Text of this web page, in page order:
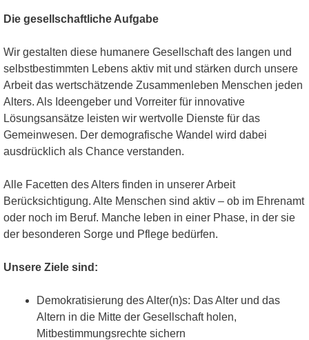
Die gesellschaftliche Aufgabe
Wir gestalten diese humanere Gesellschaft des langen und
selbstbestimmten Lebens aktiv mit und stärken durch unsere
Arbeit das wertschätzende Zusammenleben Menschen jeden
Alters. Als Ideengeber und Vorreiter für innovative
Lösungsansätze leisten wir wertvolle Dienste für das
Gemeinwesen. Der demografische Wandel wird dabei
ausdrücklich als Chance verstanden.
Alle Facetten des Alters finden in unserer Arbeit
Berücksichtigung. Alte Menschen sind aktiv – ob im Ehrenamt
oder noch im Beruf. Manche leben in einer Phase, in der sie
der besonderen Sorge und Pflege bedürfen.
Unsere Ziele sind:
Demokratisierung des Alter(n)s: Das Alter und das
Altern in die Mitte der Gesellschaft holen,
Mitbestimmungsrechte sichern